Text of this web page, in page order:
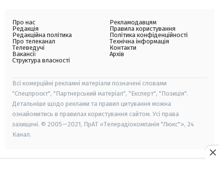
Про нас
Редакція
Редакційна політика
Про телеканал
Телеведучі
Вакансії
Структура власності
Рекламодавцям
Правила користування
Політика конфіденційності
Технічна інформація
Контакти
Архів
Всі комерційні рекламні матеріали позначені словами
"Спецпроєкт", "Партнерський матеріал", "Експерт", "Позиція".
Детальніше щодо реклами та правил цитування можна
ознайомитись в правилах користування сайтом. Усі права
захищені. © 2005—2021, ПрАТ «Телерадіокомпанія "Люкс"», 24
Канал.